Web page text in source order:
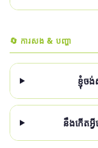
🔄 ការសង & បញ្ហា
ខ្ញុំច
នឹងកើតអ្